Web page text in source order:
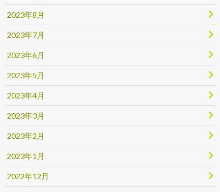
2023年8月
2023年7月
2023年6月
2023年5月
2023年4月
2023年3月
2023年2月
2023年1月
2022年12月